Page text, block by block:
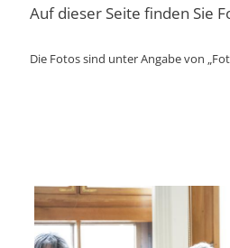
Auf dieser Seite finden Sie
Die Fotos sind unter Angabe von